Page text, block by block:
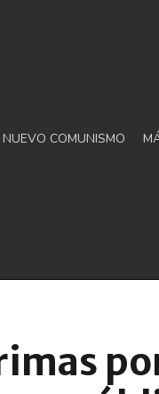
NUEVO COMUNISMO